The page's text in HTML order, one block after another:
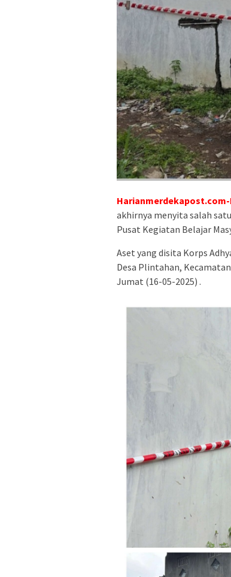
Harianmerdekapost.com-
akhirnya menyita salah
Pusat Kegiatan Belajar
Aset yang disita Korps
Desa Plintahan,
Jumat (16-05-2025) .